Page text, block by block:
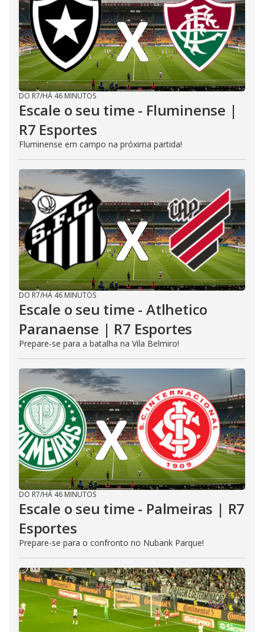
DO R7/HÁ 46 MINUTOS
Escale o seu time - Fluminense |
R7 Esportes
Fluminense em campo na próxima partida!
DO R7/HÁ 46 MINUTOS
Escale o seu time - Atlhetico
Paranaense | R7 Esportes
Prepare-se para a batalha na Vila Belmiro!
DO R7/HÁ 46 MINUTOS
Escale o seu time - Palmeiras | R7
Esportes
Prepare-se para o confronto no Nubank Parque!